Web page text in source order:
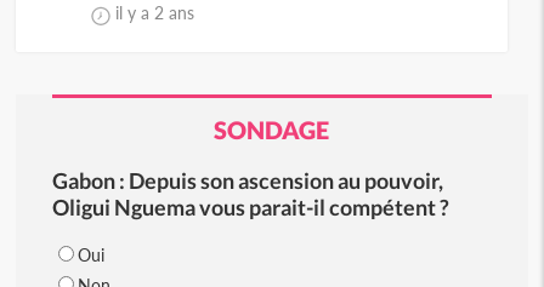
il y a 2 ans
SONDAGE
Gabon : Depuis son ascension au pouvoir,
Oligui Nguema vous parait-il compétent ?
Oui